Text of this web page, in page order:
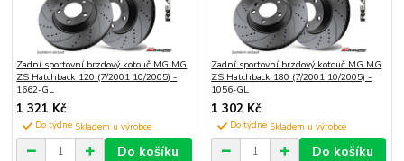
Zadní sportovní brzdový kotouč MG MG
ZS Hatchback 120 (7/2001 10/2005) -
1662-GL
1 321 Kč
Do týdne
Do košíku
Zadní sportovní brzdový kotouč MG MG
ZS Hatchback 180 (7/2001 10/2005) -
1056-GL
1 302 Kč
Do týdne
Do košíku